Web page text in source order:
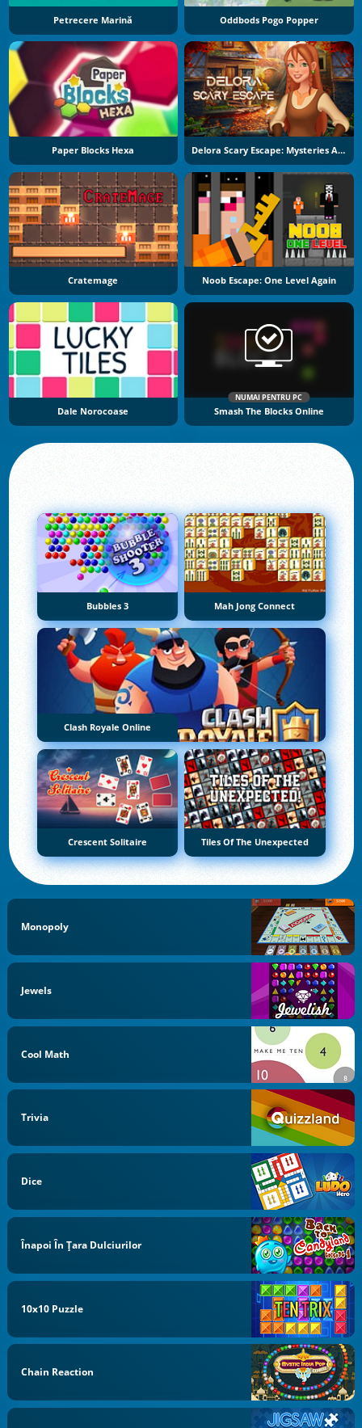
Petrecere Marină Oddbods Pogo Popper
Paper Blocks Hexa Delora Scary Escape: Mysteries Adventure
Cratemage Noob Escape: One Level Again
Dale Norocoase
NUMAI PENTRU PC
Smash The Blocks Online
Bubbles 3 Mah Jong Connect
Clash Royale Online
Crescent Solitaire Tiles Of The Unexpected
Monopoly
Jewels
Cool Math
Trivia
Dice
Înapoi În Țara Dulciurilor
10x10 Puzzle
Chain Reaction